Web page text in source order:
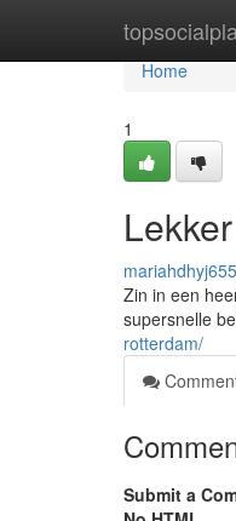
Home
Home
1
Zin in een
supersnelle
rotterdam/
Submit a